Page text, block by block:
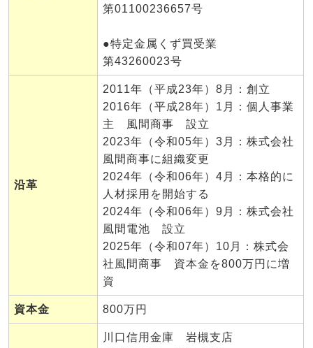
第01100236657号
●特定金属くず買受業
第43260023号
沿革
2011年（平成23年）8月：創立
2016年（平成28年）1月：個人事業
主 風間商事 設立
2023年（令和05年）3月：株式会社
風間商事に組織変更
2024年（令和06年）4月：本格的に
人材採用を開始する
2024年（令和06年）9月：株式会社
風間電池 設立
2025年（令和07年）10月：株式会
社風間商事 資本金を800万円に増
資
資本金 800万円
川口信用金庫 岩槻支店